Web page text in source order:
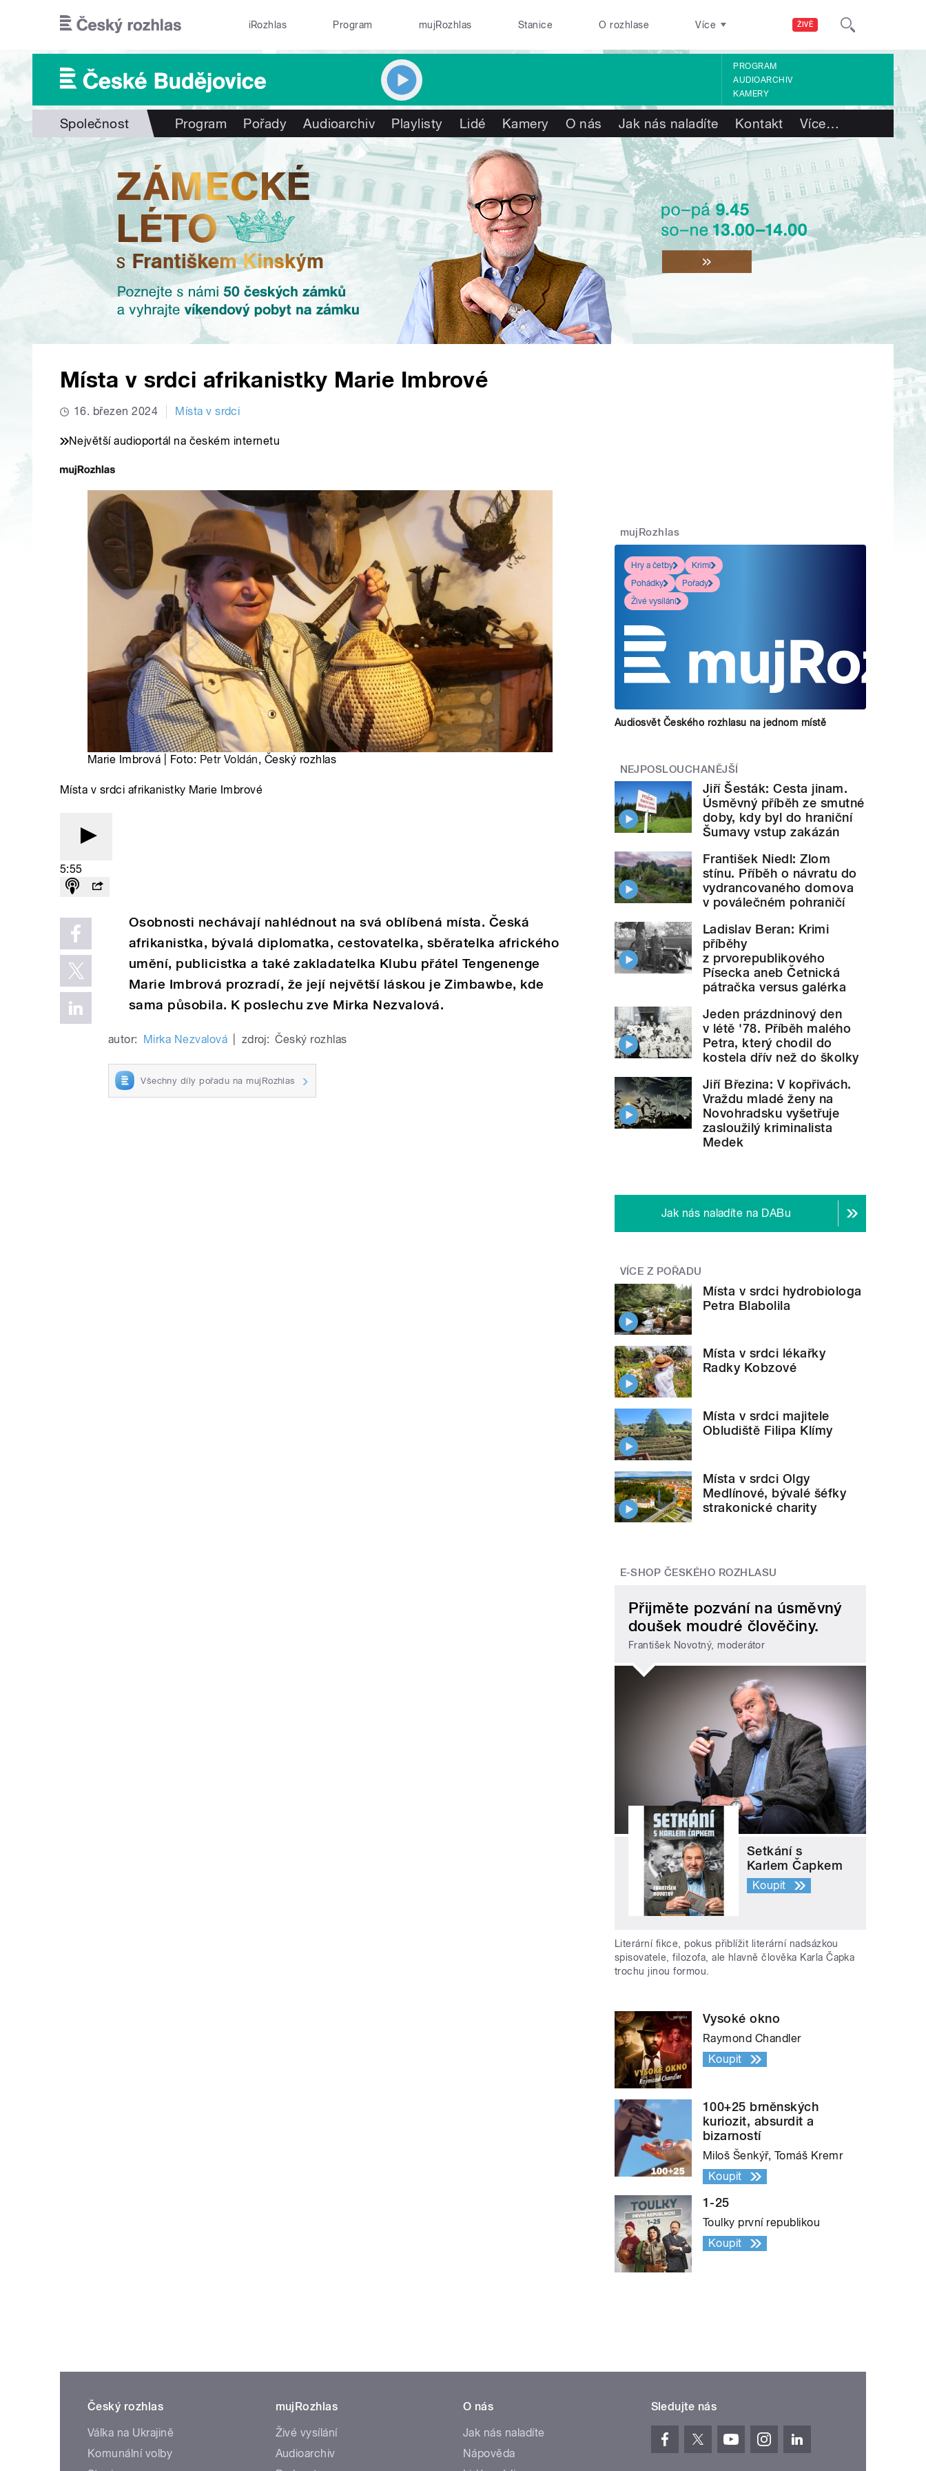
ŽIVĚ
iRozhlas Program mujRozhlas Stanice O rozhlase Více
PROGRAM
AUDIOARCHIV
KAMERY
Společnost Program Pořady Audioarchiv Playlisty Lidé Kamery O nás Jak nás naladíte Kontakt Více…
Místa v srdci afrikanistky Marie Imbrové
16. březen 2024 Místa v srdci
Největší audioportál na českém internetu
Marie Imbrová | Foto: Petr Voldán, Český rozhlas
Místa v srdci afrikanistky Marie Imbrové
5:55
Osobnosti nechávají nahlédnout na svá oblíbená místa. Česká
afrikanistka, bývalá diplomatka, cestovatelka, sběratelka afrického
umění, publicistka a také zakladatelka Klubu přátel Tengenenge
Marie Imbrová prozradí, že její největší láskou je Zimbawbe, kde
sama působila. K poslechu zve Mirka Nezvalová.
autor: Mirka Nezvalová zdroj: Český rozhlas
Všechny díly pořadu na mujRozhlas
mujRozhlas
Hry a četby
Krimi
Pohádky
Pořady
Živé vysílání
Audiosvět Českého rozhlasu na jednom místě
NEJPOSLOUCHANĚJŠÍ
Jiří Šesták: Cesta jinam.
Úsměvný příběh ze smutné
doby, kdy byl do hraniční
Šumavy vstup zakázán
František Niedl: Zlom
stínu. Příběh o návratu do
vydrancovaného domova
v poválečném pohraničí
Ladislav Beran: Krimi
příběhy
z prvorepublikového
Písecka aneb Četnická
pátračka versus galérka
Jeden prázdninový den
v létě '78. Příběh malého
Petra, který chodil do
kostela dřív než do školky
Jiří Březina: V kopřivách.
Vraždu mladé ženy na
Novohradsku vyšetřuje
zasloužilý kriminalista
Medek
Jak nás naladíte na DABu
VÍCE Z POŘADU
Místa v srdci hydrobiologa
Petra Blabolila
Místa v srdci lékařky
Radky Kobzové
Místa v srdci majitele
Obludiště Filipa Klímy
Místa v srdci Olgy
Medlínové, bývalé šéfky
strakonické charity
E-SHOP ČESKÉHO ROZHLASU
Přijměte pozvání na úsměvný
doušek moudré člověčiny.
František Novotný, moderátor
Setkání s
Karlem Čapkem
Koupit
Literární fikce, pokus přiblížit literární nadsázkou
spisovatele, filozofa, ale hlavně člověka Karla Čapka
trochu jinou formou.
Vysoké okno
Raymond Chandler
Koupit
100+25 brněnských
kuriozit, absurdit a
bizarností
Miloš Šenkýř, Tomáš Kremr
Koupit
1-25
Toulky první republikou
Koupit
Český rozhlas
Válka na Ukrajině
Komunální volby
mujRozhlas
Živé vysílání
Audioarchiv
O nás
Jak nás naladíte
Nápověda
Sledujte nás